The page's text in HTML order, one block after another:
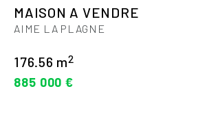
MAISON A VENDRE
AIME LA PLAGNE
176.56 m2
885 000 €